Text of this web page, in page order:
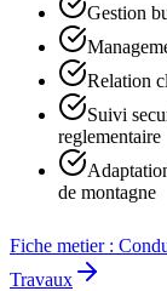
Gestion
Relation
Suivi
reglementaire
de montagne
Fiche metier :
Travaux